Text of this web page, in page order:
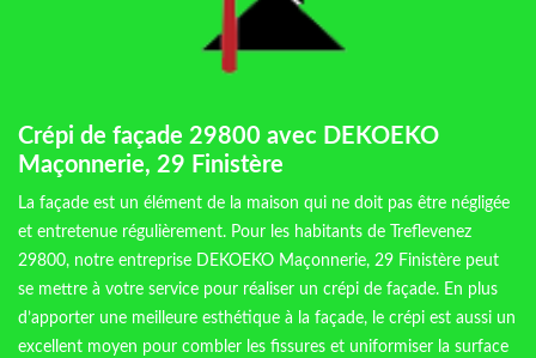
Crépi de façade 29800 avec DEKOEKO
Maçonnerie, 29 Finistère
La façade est un élément de la maison qui ne doit pas être négligée
et entretenue régulièrement. Pour les habitants de Treflevenez
29800, notre entreprise DEKOEKO Maçonnerie, 29 Finistère peut
se mettre à votre service pour réaliser un crépi de façade. En plus
d’apporter une meilleure esthétique à la façade, le crépi est aussi un
excellent moyen pour combler les fissures et uniformiser la surface